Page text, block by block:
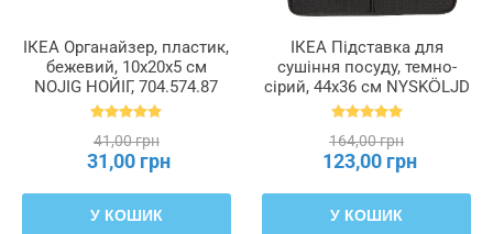
ІКЕА Органайзер, пластик,
бежевий, 10x20x5 см
NOJIG НОЙІГ, 704.574.87
41,00 грн
31,00 грн
У КОШИК
ІКЕА Підставка для
сушіння посуду, темно-
сірий, 44x36 см NYSKÖLJD
НЮХОЛІД, 004.510.59
164,00 грн
123,00 грн
У КОШИК